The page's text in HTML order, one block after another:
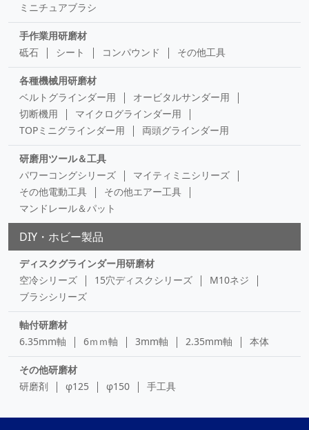
ミニチュアブラシ
手作業用研磨材
砥石
シート コンパウンド その他工具
各種機械用研磨材
ベルトグラインダー用
オービタルサンダー用
切断機用
マイクログラインダー用
TOPミニグラインダー用
両頭グラインダー用
研磨用ツール＆工具
パワーコングシリーズ
マイティミニシリーズ
その他電動工具
その他エアー工具
マンドレール＆パット
DIY・ホビー製品
ディスクグラインダー用研磨材
空冷シリーズ
15穴ディスクシリーズ
M10ネジ
ブラシシリーズ
軸付研磨材
6.35mm軸
6ｍｍ軸 3mm軸 2.35mm軸 本体
その他研磨材
研磨剤
φ125 φ150 手工具